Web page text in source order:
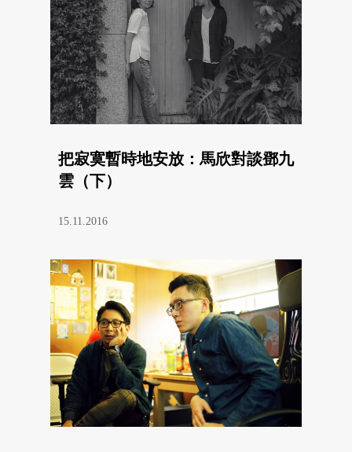
把寂寞暫時地安放：馬欣對談鄧九
雲（下）
15.11.2016